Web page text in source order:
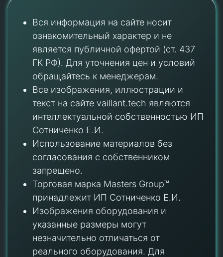
Вся информация на сайте носит
ознакомительный характер и не
является публичной офертой (ст. 437
ГК РФ). Для уточнения цен и условий
обращайтесь к менеджерам.
Все изображения, иллюстрации и
текст на сайте vaillant.tech являются
интеллектуальной собственностью ИП
Сотниченко Е.И.
Использование материалов без
согласования с собственником
запрещено.
Торговая марка Masters Group™
принадлежит ИП Сотниченко Е.И.
Изображения оборудования и
указанные размеры могут
незначительно отличаться от
реального оборудования. Для